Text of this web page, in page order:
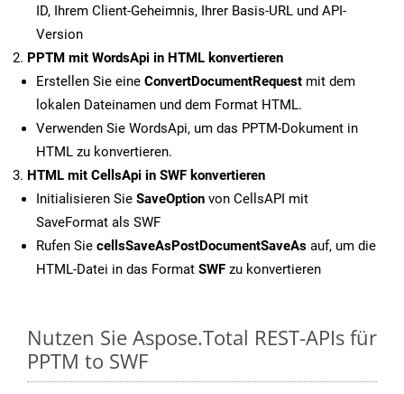
ID, Ihrem Client-Geheimnis, Ihrer Basis-URL und API-
Version
PPTM mit WordsApi in HTML konvertieren
Erstellen Sie eine ConvertDocumentRequest mit dem
lokalen Dateinamen und dem Format HTML.
Verwenden Sie WordsApi, um das PPTM-Dokument in
HTML zu konvertieren.
HTML mit CellsApi in SWF konvertieren
Initialisieren Sie SaveOption von CellsAPI mit
SaveFormat als SWF
Rufen Sie cellsSaveAsPostDocumentSaveAs auf, um die
HTML-Datei in das Format SWF zu konvertieren
Nutzen Sie Aspose.Total REST-APIs für
PPTM to SWF